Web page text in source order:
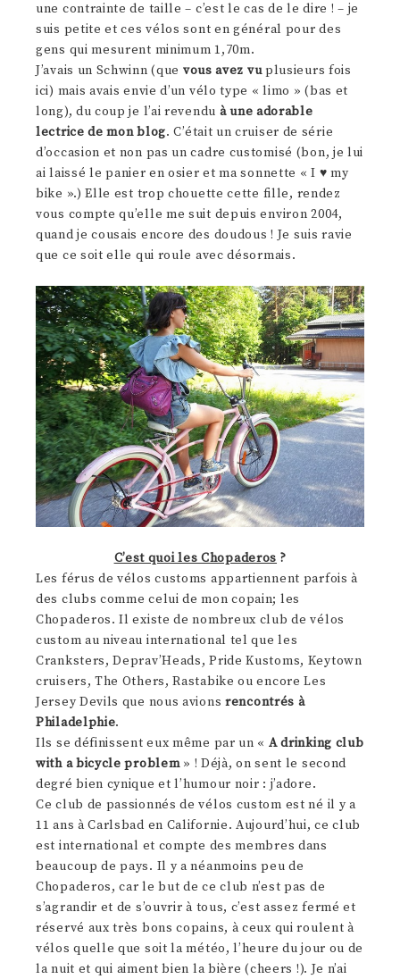
une contrainte de taille – c’est le cas de le dire ! – je
suis petite et ces vélos sont en général pour des
gens qui mesurent minimum 1,70m.
J’avais un Schwinn (que vous avez vuplusieurs fois
ici) mais avais envie d’un vélo type « limo » (bas et
long), du coup je l’ai revendu à une adorable
lectrice de mon blog. C’était un cruiser de série
d’occasion et non pas un cadre customisé (bon, je lui
ai laissé le panier en osier et ma sonnette « I ♥ my
bike ».) Elle est trop chouette cette fille, rendez
vous compte qu’elle me suit depuis environ 2004,
quand je cousais encore des doudous ! Je suis ravie
que ce soit elle qui roule avec désormais.
C’est quoi les Chopaderos ?
Les férus de vélos customs appartiennent parfois à
des clubs comme celui de mon copain; les
Chopaderos. Il existe de nombreux club de vélos
custom au niveau international tel que les
Cranksters, Deprav’Heads, Pride Kustoms, Keytown
cruisers, The Others, Rastabike ou encore Les
Jersey Devils que nous avions rencontrés à
Philadelphie.
Ils se définissent eux même par un « A drinking club
with a bicycle problem» ! Déjà, on sent le second
degré bien cynique et l’humour noir : j’adore.
Ce club de passionnés de vélos custom est né il y a
11 ans à Carlsbad en Californie. Aujourd’hui, ce club
est international et compte des membres dans
beaucoup de pays. Il y a néanmoins peu de
Chopaderos, car le but de ce club n’est pas de
s’agrandir et de s’ouvrir à tous, c’est assez fermé et
réservé aux très bons copains, à ceux qui roulent à
vélos quelle que soit la météo, l’heure du jour ou de
la nuit et qui aiment bien la bière (cheers !). Je n’ai